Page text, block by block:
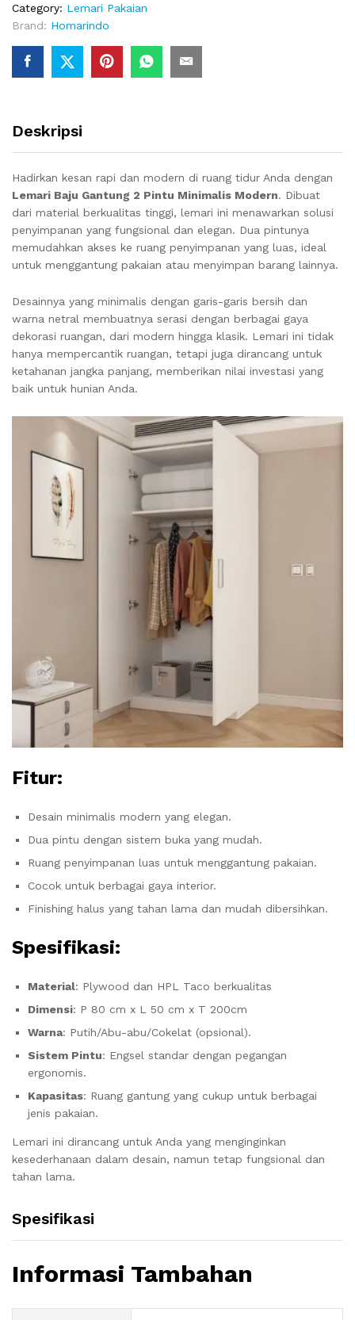
Category: Lemari Pakaian
Brand: Homarindo
Deskripsi
Hadirkan kesan rapi dan modern di ruang tidur Anda dengan
Lemari Baju Gantung 2 Pintu Minimalis Modern. Dibuat
dari material berkualitas tinggi, lemari ini menawarkan solusi
penyimpanan yang fungsional dan elegan. Dua pintunya
memudahkan akses ke ruang penyimpanan yang luas, ideal
untuk menggantung pakaian atau menyimpan barang lainnya.
Desainnya yang minimalis dengan garis-garis bersih dan
warna netral membuatnya serasi dengan berbagai gaya
dekorasi ruangan, dari modern hingga klasik. Lemari ini tidak
hanya mempercantik ruangan, tetapi juga dirancang untuk
ketahanan jangka panjang, memberikan nilai investasi yang
baik untuk hunian Anda.
Fitur:
Desain minimalis modern yang elegan.
Dua pintu dengan sistem buka yang mudah.
Ruang penyimpanan luas untuk menggantung pakaian.
Cocok untuk berbagai gaya interior.
Finishing halus yang tahan lama dan mudah dibersihkan.
Spesifikasi:
Material: Plywood dan HPL Taco berkualitas
Dimensi: P 80 cm x L 50 cm x T 200cm
Warna: Putih/Abu-abu/Cokelat (opsional).
Sistem Pintu: Engsel standar dengan pegangan
ergonomis.
Kapasitas: Ruang gantung yang cukup untuk berbagai
jenis pakaian.
Lemari ini dirancang untuk Anda yang menginginkan
kesederhanaan dalam desain, namun tetap fungsional dan
tahan lama.
Spesifikasi
Informasi Tambahan